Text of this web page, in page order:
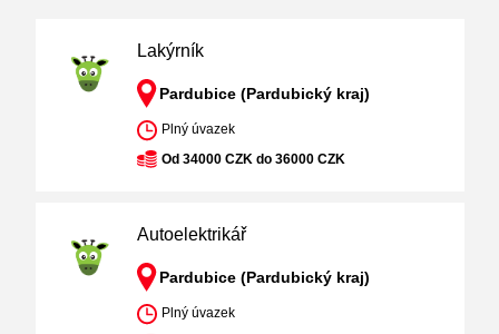
Lakýrník
Pardubice (Pardubický kraj)
Plný úvazek
Od 34000 CZK do 36000 CZK
Autoelektrikář
Pardubice (Pardubický kraj)
Plný úvazek